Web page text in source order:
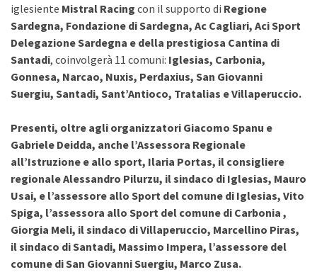
iglesiente Mistral Racing con il supporto di Regione
Sardegna, Fondazione di Sardegna, Ac Cagliari, Aci Sport
Delegazione Sardegna e della prestigiosa Cantina di
Santadi, coinvolgerà 11 comuni: Iglesias, Carbonia,
Gonnesa, Narcao, Nuxis, Perdaxius, San Giovanni
Suergiu, Santadi, Sant’Antioco, Tratalias e Villaperuccio.
Presenti, oltre agli organizzatori Giacomo Spanu e
Gabriele Deidda, anche l’Assessora Regionale
all’Istruzione e allo sport, Ilaria Portas, il consigliere
regionale Alessandro Pilurzu, il sindaco di Iglesias, Mauro
Usai, e l’assessore allo Sport del comune di Iglesias, Vito
Spiga, l’assessora allo Sport del comune di Carbonia ,
Giorgia Meli, il sindaco di Villaperuccio, Marcellino Piras,
il sindaco di Santadi, Massimo Impera, l’assessore del
comune di San Giovanni Suergiu, Marco Zusa.